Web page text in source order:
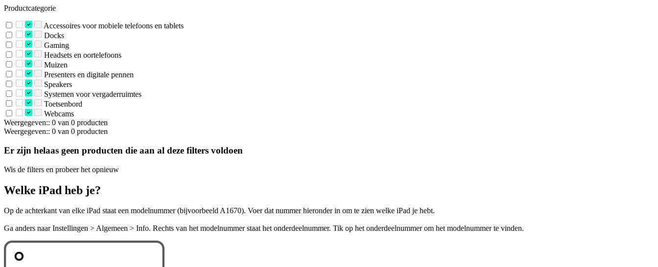
Productcategorie
Accessoires voor mobiele telefoons en tablets
Docks
Gaming
Headsets en oortelefoons
Muizen
Presenters en digitale pennen
Speakers
Systemen voor vergaderruimtes
Toetsenbord
Webcams
Weergegeven:: 0 van 0 producten
Weergegeven:: 0 van 0 producten
Er zijn helaas geen producten die aan al deze filters voldoen
Wis de filters en probeer het opnieuw
Welke iPad heb je?
Op de achterkant van elke iPad staat een modelnummer (bijvoorbeeld A1670). Voer dat nummer hieronder in om te zien welke iPad je hebt.
Ga anders naar Instellingen > Algemeen > Info. Rechts van het modelnummer staat het onderdeelnummer. Tik op het onderdeelnummer om het modelnummer te vinden.